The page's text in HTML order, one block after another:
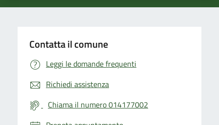
Contatta il comune
Leggi le domande frequenti
Richiedi assistenza
Chiama il numero 014177002